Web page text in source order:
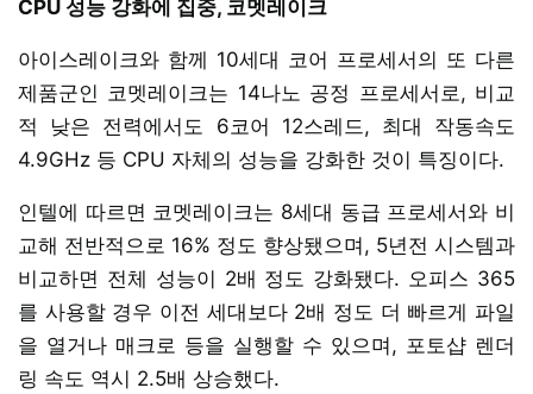
CPU 성능 강화에 집중, 코멧레이크
아이스레이크와 함께 10세대 코어 프로세서의 또 다른
제품군인 코멧레이크는 14나노 공정 프로세서로, 비교
적 낮은 전력에서도 6코어 12스레드, 최대 작동속도
4.9GHz 등 CPU 자체의 성능을 강화한 것이 특징이다.
인텔에 따르면 코멧레이크는 8세대 동급 프로세서와 비
교해 전반적으로 16% 정도 향상됐으며, 5년전 시스템과
비교하면 전체 성능이 2배 정도 강화됐다. 오피스 365
를 사용할 경우 이전 세대보다 2배 정도 더 빠르게 파일
을 열거나 매크로 등을 실행할 수 있으며, 포토샵 렌더
링 속도 역시 2.5배 상승했다.